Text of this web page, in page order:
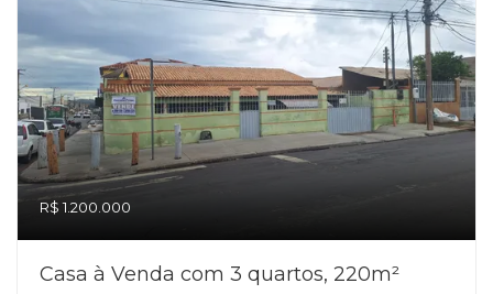
R$ 1.200.000
Casa à Venda com 3 quartos, 220m²